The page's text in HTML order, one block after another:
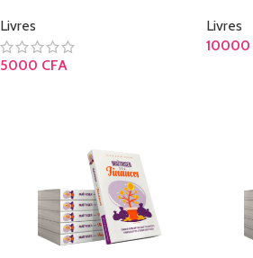
Livres
5000 CFA
Livres
10000